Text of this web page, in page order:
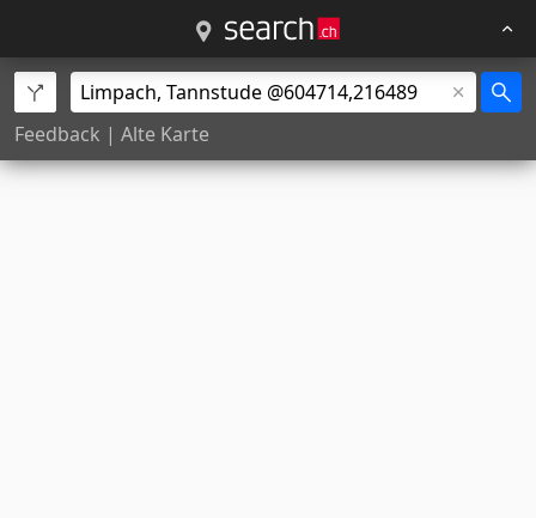
Feedback | Alte Karte